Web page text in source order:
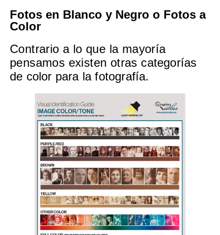
Fotos en Blanco y Negro o Fotos a
Color
Contrario a lo que la mayoría
pensamos existen otras categorías
de color para la fotografía.